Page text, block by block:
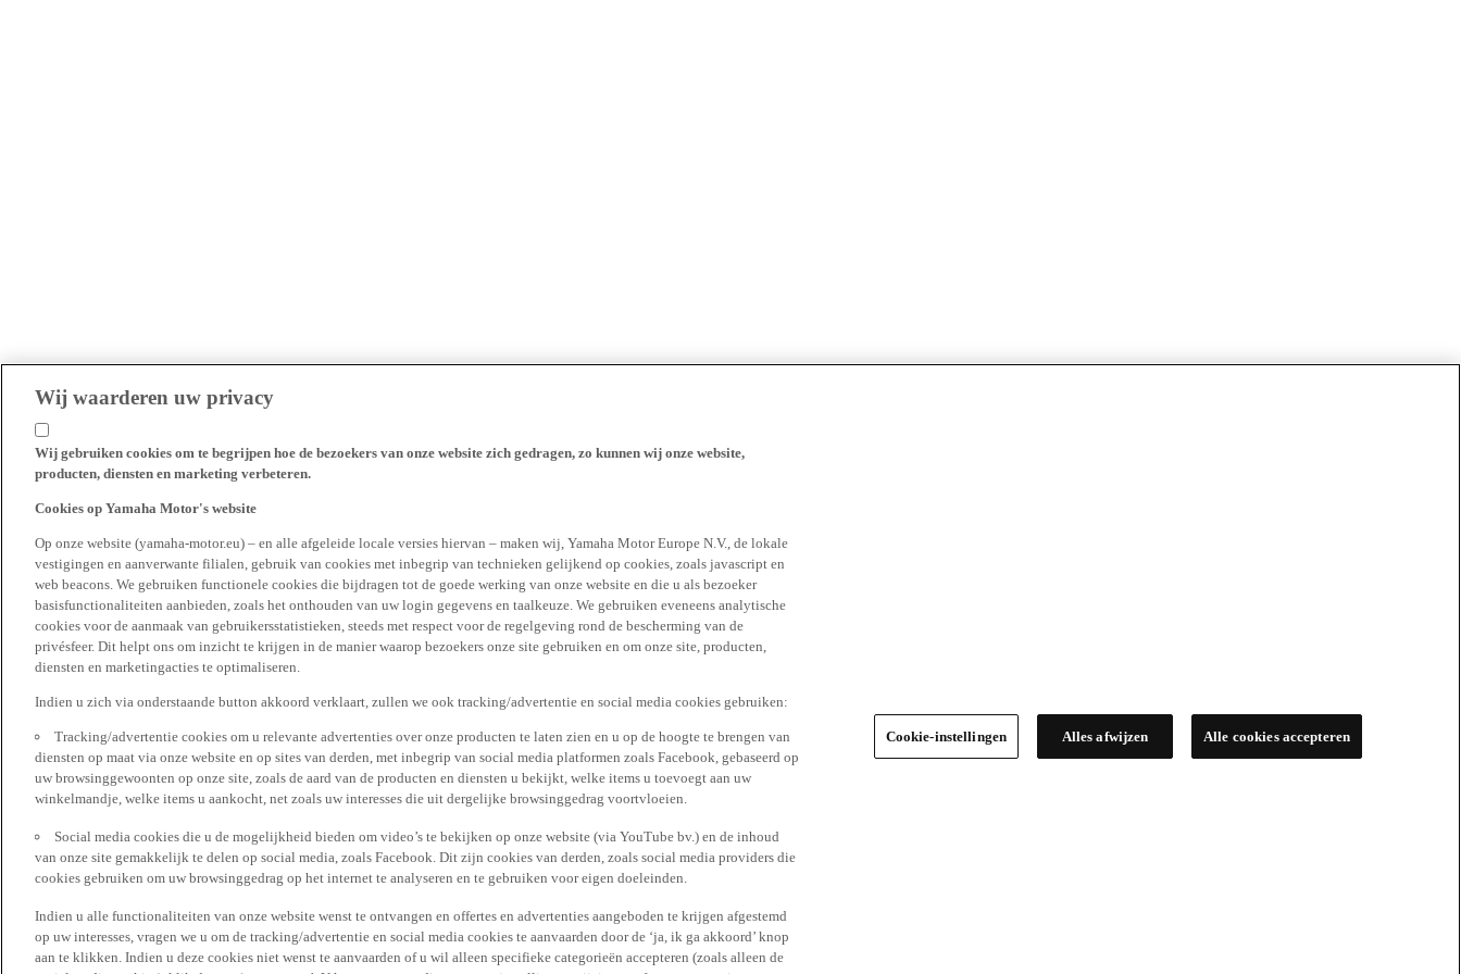
Wij waarderen uw privacy
Wij gebruiken cookies om te begrijpen hoe de bezoekers van onze website zich gedragen, zo kunnen wij onze website,
producten, diensten en marketing verbeteren.
Cookies op Yamaha Motor's website
Op onze website (yamaha-motor.eu) – en alle afgeleide locale versies hiervan – maken wij, Yamaha Motor Europe N.V., de lokale
vestigingen en aanverwante filialen, gebruik van cookies met inbegrip van technieken gelijkend op cookies, zoals javascript en
web beacons. We gebruiken functionele cookies die bijdragen tot de goede werking van onze website en die u als bezoeker
basisfunctionaliteiten aanbieden, zoals het onthouden van uw login gegevens en taalkeuze. We gebruiken eveneens analytische
cookies voor de aanmaak van gebruikersstatistieken, steeds met respect voor de regelgeving rond de bescherming van de
privésfeer. Dit helpt ons om inzicht te krijgen in de manier waarop bezoekers onze site gebruiken en om onze site, producten,
diensten en marketingacties te optimaliseren.
Indien u zich via onderstaande button akkoord verklaart, zullen we ook tracking/advertentie en social media cookies gebruiken:
Tracking/advertentie cookies om u relevante advertenties over onze producten te laten zien en u op de hoogte te brengen van
diensten op maat via onze website en op sites van derden, met inbegrip van social media platformen zoals Facebook, gebaseerd op
uw browsinggewoonten op onze site, zoals de aard van de producten en diensten u bekijkt, welke items u toevoegt aan uw
winkelmandje, welke items u aankocht, net zoals uw interesses die uit dergelijke browsinggedrag voortvloeien.
Social media cookies die u de mogelijkheid bieden om video’s te bekijken op onze website (via YouTube bv.) en de inhoud
van onze site gemakkelijk te delen op social media, zoals Facebook. Dit zijn cookies van derden, zoals social media providers die
cookies gebruiken om uw browsinggedrag op het internet te analyseren en te gebruiken voor eigen doeleinden.
Indien u alle functionaliteiten van onze website wenst te ontvangen en offertes en advertenties aangeboden te krijgen afgestemd
op uw interesses, vragen we u om de tracking/advertentie en social media cookies te aanvaarden door de ‘ja, ik ga akkoord’ knop
aan te klikken. Indien u deze cookies niet wenst te aanvaarden of u wil alleen specifieke categorieën accepteren (zoals alleen de
Cookie-instellingen Alles afwijzen Alle cookies accepteren